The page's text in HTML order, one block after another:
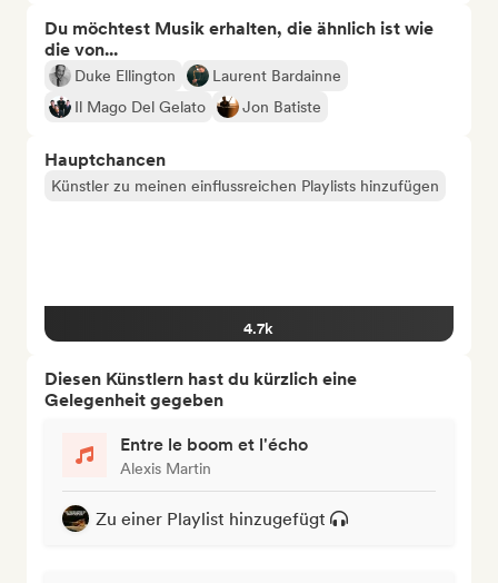
Du möchtest Musik erhalten, die ähnlich ist wie
die von...
Duke Ellington
Laurent Bardainne
Il Mago Del Gelato
Jon Batiste
Hauptchancen
Künstler zu meinen einflussreichen Playlists hinzufügen
4.7k
Diesen Künstlern hast du kürzlich eine
Gelegenheit gegeben
Entre le boom et l'écho
Alexis Martin
Zu einer Playlist hinzugefügt